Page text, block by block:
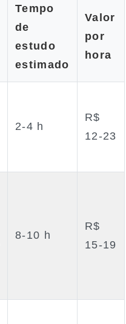
Tempo
de
estudo
estimado
Valor
por
hora
2‑4 h
R$
12‑23
8‑10 h
R$
15‑19